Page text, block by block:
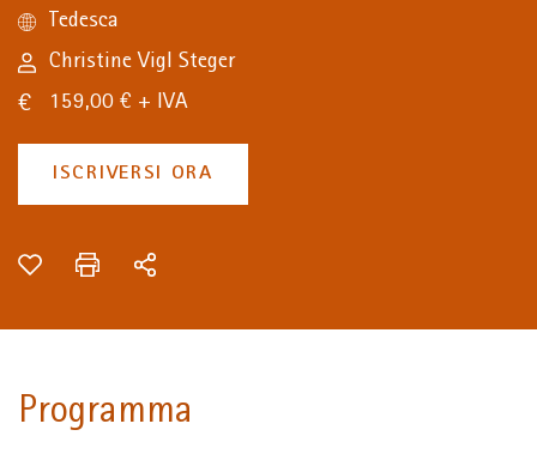
Tedesca
Christine Vigl Steger
159,00 € + IVA
ISCRIVERSI ORA
Programma